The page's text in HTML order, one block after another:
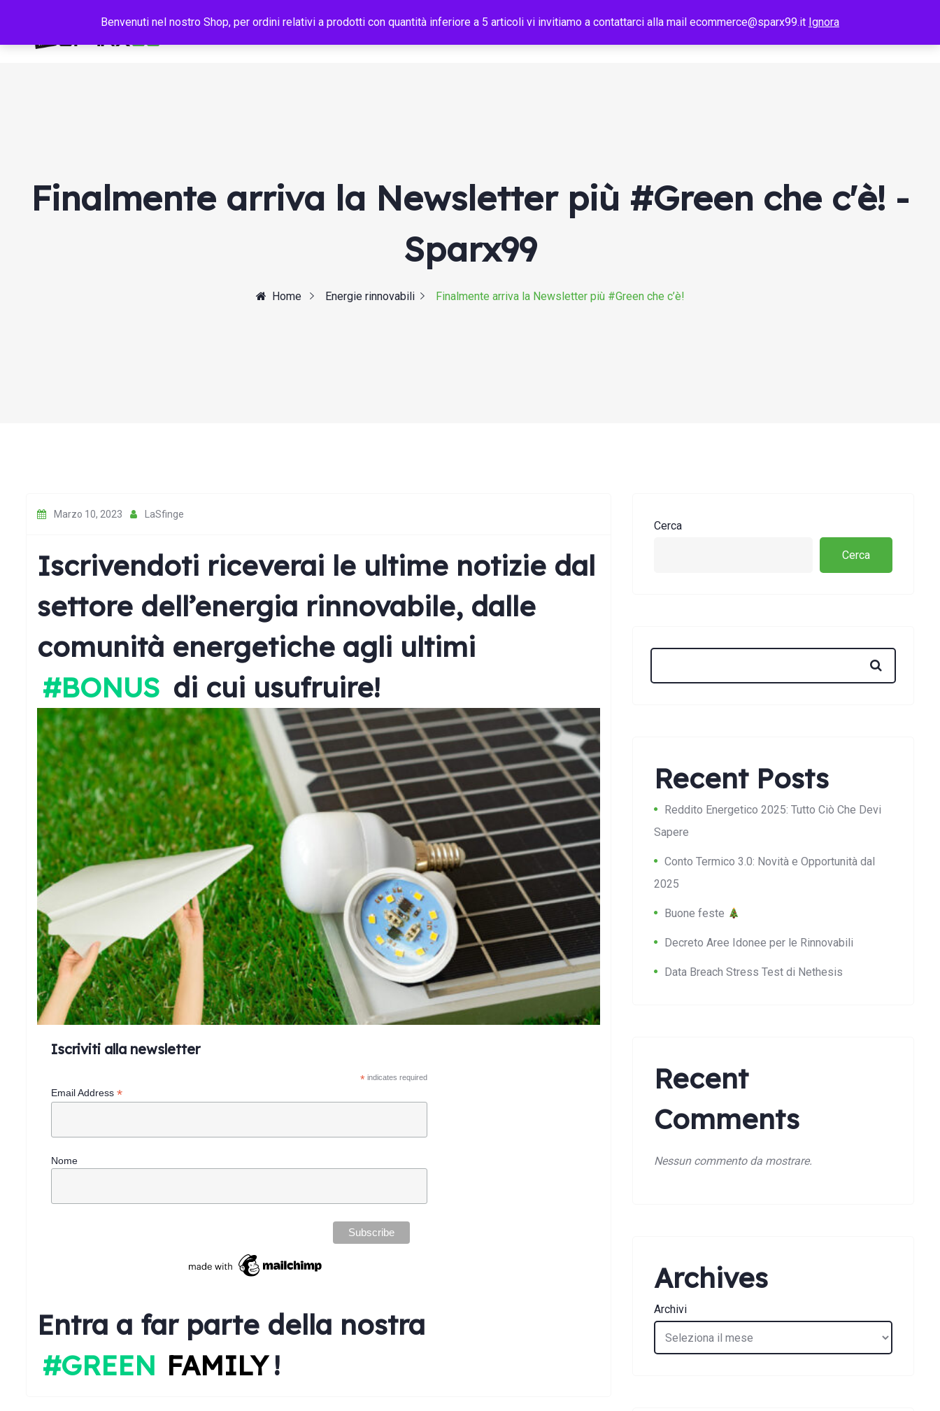
I Nostri Lavori Blog
Finalmente arriva la Newsletter più #Green che c'è! -
Sparx99
Home Energie rinnovabili Finalmente arriva la Newsletter più #Green che c’è!
Marzo 10, 2023 LaSfinge
Iscrivendoti riceverai le ultime notizie dal
settore dell’energia rinnovabile, dalle
comunità energetiche agli ultimi
#BONUS di cui usufruire!
Iscriviti alla newsletter
*indicates required
Email Address *
Nome
Entra a far parte della nostra
#GREEN FAMILY!
Cerca
Cerca
Recent Posts
Reddito Energetico 2025: Tutto Ciò Che Devi
Sapere
Conto Termico 3.0: Novità e Opportunità dal
2025
Buone feste
Decreto Aree Idonee per le Rinnovabili
Data Breach Stress Test di Nethesis
Recent
Comments
Nessun commento da mostrare.
Archives
Archivi
Benvenuti nel nostro Shop, per ordini relativi a prodotti con quantità inferiore a 5 articoli vi invitiamo a contattarci alla mail ecommerce@sparx99.it Ignora